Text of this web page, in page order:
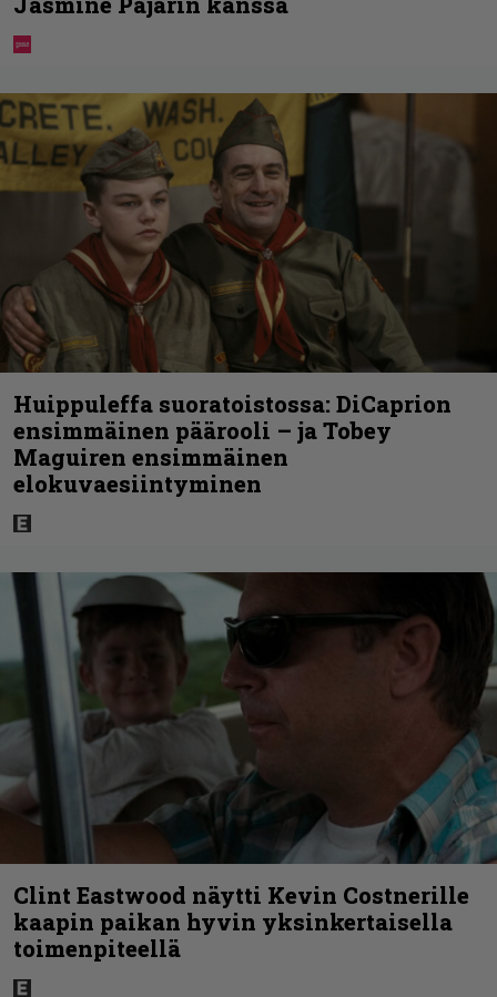
Huippuleffa suoratoistossa: DiCaprion
ensimmäinen päärooli – ja Tobey
Maguiren ensimmäinen
elokuvaesiintyminen
Clint Eastwood näytti Kevin Costnerille
kaapin paikan hyvin yksinkertaisella
toimenpiteellä